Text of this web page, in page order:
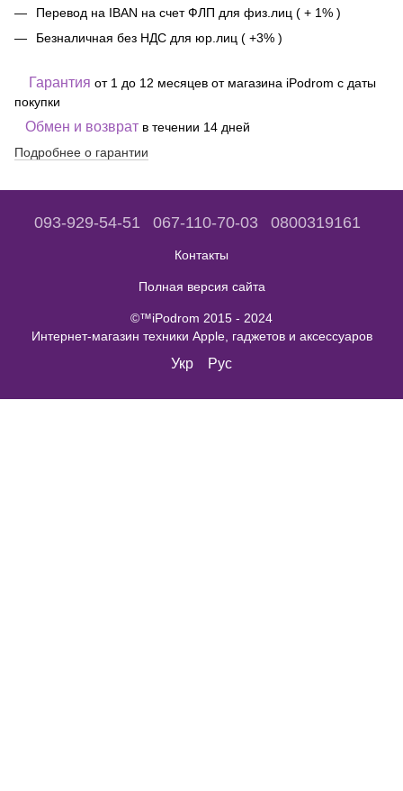
Перевод на IBAN на счет ФЛП для физ.лиц ( + 1% )
Безналичная без НДС для юр.лиц ( +3% )
Гарантия от 1 до 12 месяцев от магазина iPodrom с даты
покупки
Обмен и возврат в течении 14 дней
Подробнее о гарантии
093-929-54-51 067-110-70-03 0800319161
Контакты
Полная версия сайта
©™iPodrom 2015 - 2024
Интернет-магазин техники Apple, гаджетов и аксессуаров
Укр Рус